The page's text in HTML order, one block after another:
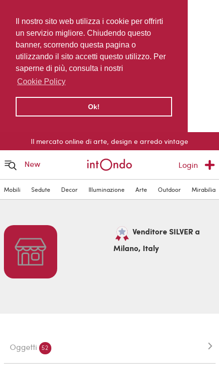
Il nostro sito web utilizza i cookie per offrirti
un servizio migliore. Chiudendo questo
banner, scorrendo questa pagina o
utilizzando il sito accetti questo utilizzo. Per
saperne di più, consulta i nostri
Cookie Policy
Ok!
Il mercato online di arte, design e arredo vintage
New Login
Mobili Sedute Decor Illuminazione Arte Outdoor Mirabilia
Venditore SILVER a
Milano, Italy
Oggetti 52